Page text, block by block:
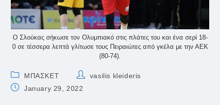
Ο Σλούκας σήκωσε τον Ολυμπιακό στις πλάτες του και ένα σερί 18-
0 σε τέσσερα λεπτά γλίτωσε τους Πειραιώτες από γκέλα με την ΑΕΚ
(80-74).
Post
category:
ΜΠΑΣΚΕΤ
Postvasilis kleideris
PostJanuary 29, 2022